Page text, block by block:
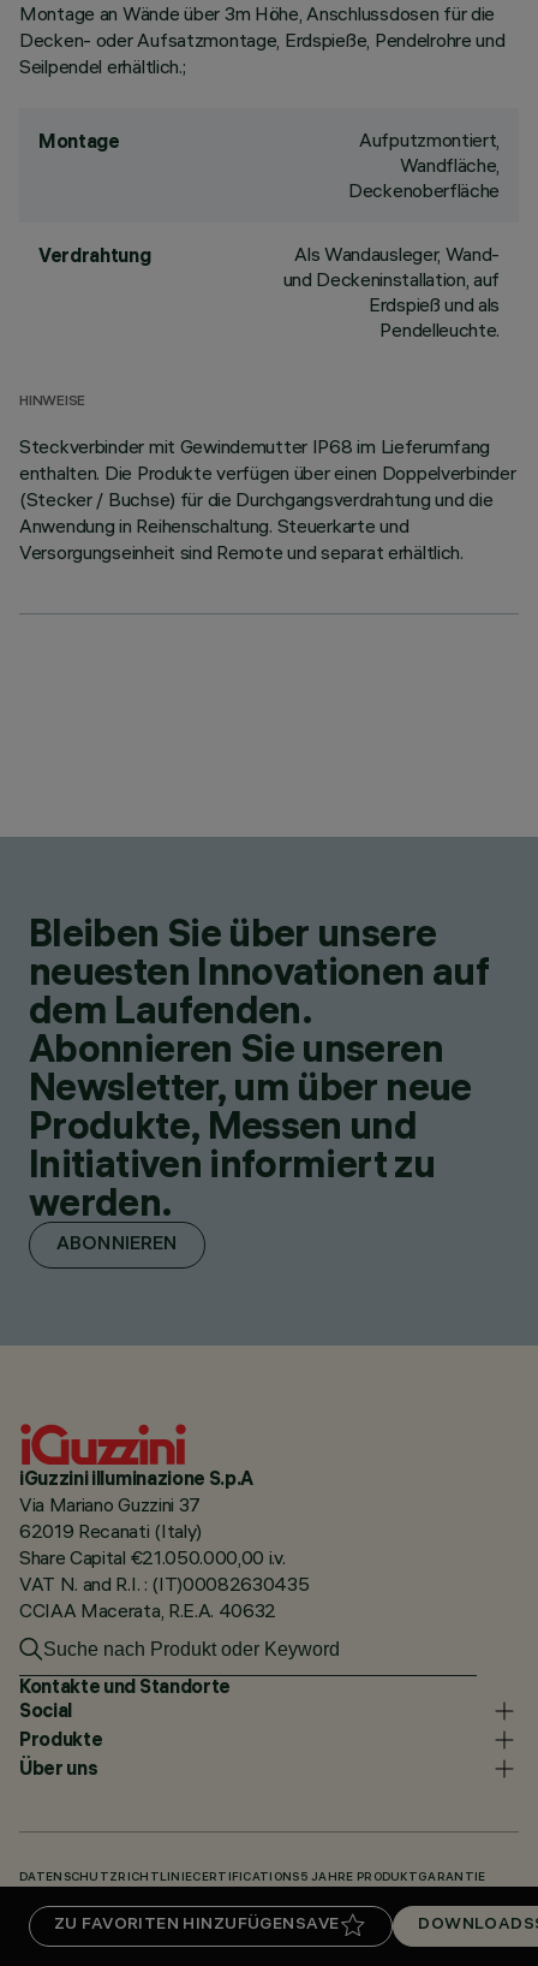
ZU FAVORITEN HINZUFÜGEN SAVE DOWNLOADS
Montage an Wände über 3m Höhe, Anschlussdosen für die
Decken- oder Aufsatzmontage, Erdspieße, Pendelrohre und
Seilpendel erhältlich.;
Montage
Aufputzmontiert,
Wandfläche,
Deckenoberfläche
Verdrahtung
Als Wandausleger, Wand-
und Deckeninstallation, auf
Erdspieß und als
Pendelleuchte.
HINWEISE
Steckverbinder mit Gewindemutter IP68 im Lieferumfang
enthalten. Die Produkte verfügen über einen Doppelverbinder
(Stecker / Buchse) für die Durchgangsverdrahtung und die
Anwendung in Reihenschaltung. Steuerkarte und
Versorgungseinheit sind Remote und separat erhältlich.
Bleiben Sie über unsere
neuesten Innovationen auf
dem Laufenden.
Abonnieren Sie unseren
Newsletter, um über neue
Produkte, Messen und
Initiativen informiert zu
werden.
ABONNIEREN
iGuzzini illuminazione S.p.A
Via Mariano Guzzini 37
62019 Recanati (Italy)
Share Capital €21.050.000,00 i.v.
VAT N. and R.I. : (IT)00082630435
CCIAA Macerata, R.E.A. 40632
Kontakte und Standorte
Social
Produkte
Über uns
DATENSCHUTZRICHTLINIECERTIFICATIONS 5 JAHRE PRODUKTGARANTIE
UNSERE CODES KNOWLEDGE BASE (LOGIN REQUIRED) DOWNLOADS